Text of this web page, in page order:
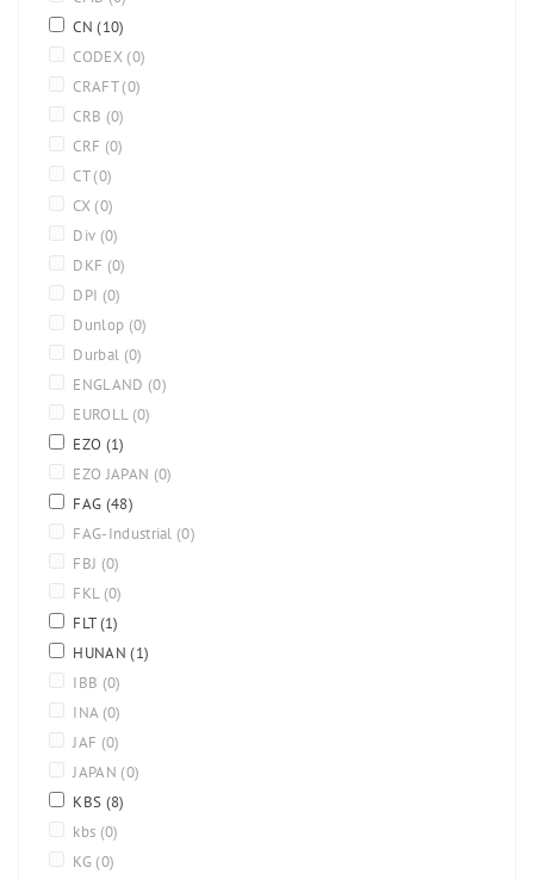
CN(10)
CODEX (0)
CRAFT(0)
CRB (0)
CRF (0)
CT(0)
CX (0)
Div (0)
DKF (0)
DPI (0)
Dunlop (0)
Durbal (0)
ENGLAND (0)
EUROLL (0)
EZO (1)
EZO JAPAN (0)
FAG (48)
FAG-Industrial (0)
FBJ (0)
FKL (0)
FLT(1)
HUNAN(1)
IBB (0)
INA (0)
JAF (0)
JAPAN (0)
KBS (8)
kbs (0)
KG (0)